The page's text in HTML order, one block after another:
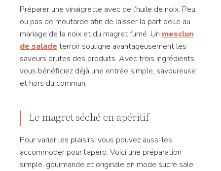
Préparer une vinaigrette avec de l’huile de noix. Peu
ou pas de moutarde afin de laisser la part belle au
mariage de la noix et du magret fumé. Un mesclun
de salade terroir souligne avantageusement les
saveurs brutes des produits. Avec trois ingrédients,
vous bénéficiez déjà une entrée simple, savoureuse
et hors du commun.
Le magret séché en apéritif
Pour varier les plaisirs, vous pouvez aussi les
accommoder pour l’apéro. Voici une préparation
simple, gourmande et originale en mode sucre sale.